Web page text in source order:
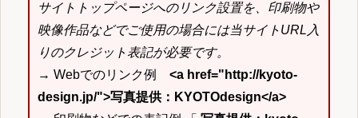
サイトトップページへのリンク設置を、印刷物や
映像作品などでご使用の場合には当サイトURL入
りのクレジット表記が必要です。
→ Webでのリンク例 <a href="http://kyoto-
design.jp/">写真提供：KYOTOdesign</a>